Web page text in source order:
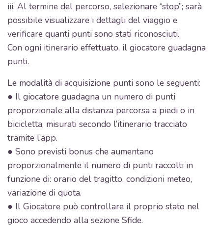
iii. Al termine del percorso, selezionare “stop”; sarà
possibile visualizzare i dettagli del viaggio e
verificare quanti punti sono stati riconosciuti.
Con ogni itinerario effettuato, il giocatore guadagna
punti.
Le modalità di acquisizione punti sono le seguenti:
● Il giocatore guadagna un numero di punti
proporzionale alla distanza percorsa a piedi o in
bicicletta, misurati secondo l’itinerario tracciato
tramite l’app.
● Sono previsti bonus che aumentano
proporzionalmente il numero di punti raccolti in
funzione di: orario del tragitto, condizioni meteo,
variazione di quota.
● Il Giocatore può controllare il proprio stato nel
gioco accedendo alla sezione Sfide.